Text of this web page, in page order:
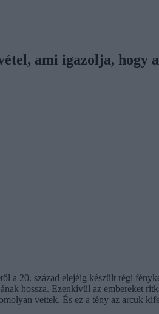
ami igazolja, hogy
a 20. század elejéig készült régi
hossza. Ezenkívül az embereket
vettek. És ez a tény az arcuk